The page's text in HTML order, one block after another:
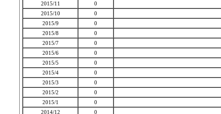
2015/11
0
2015/10
0
2015/9
0
2015/8
0
2015/7
0
2015/6
0
2015/5
0
2015/4
0
2015/3
0
2015/2
0
2015/1
0
2014/12
0